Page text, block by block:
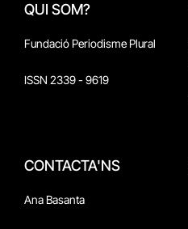
QUI SOM?
Fundació Periodisme Plural
ISSN 2339 - 9619
CONTACTA'NS
Ana Basanta